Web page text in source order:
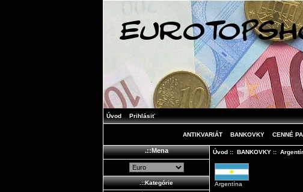
Úvod Prihlásiť
ANTIKVARIÁT BANKOVKY CENNÉ
.::Mena
.::Kategórie
Úvod:: BANKOVKY::
Argentína